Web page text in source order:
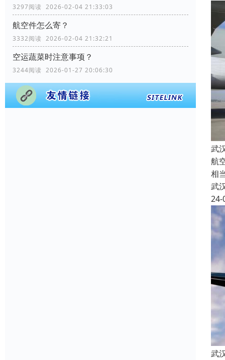
3297阅读 2026-02-04 21:33:03
航空件怎么寄？
3332阅读 2026-02-04 21:32:21
空运蔬菜时注意事项？
3244阅读 2026-01-27 20:06:30
武
航
相
武
24-
武